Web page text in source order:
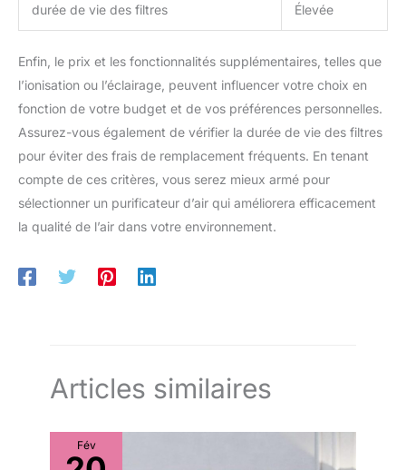
durée de vie des filtres Élevée
Enfin, le prix et les fonctionnalités supplémentaires, telles que
l’ionisation ou l’éclairage, peuvent influencer votre choix en
fonction de votre budget et de vos préférences personnelles.
Assurez-vous également de vérifier la durée de vie des filtres
pour éviter des frais de remplacement fréquents. En tenant
compte de ces critères, vous serez mieux armé pour
sélectionner un purificateur d’air qui améliorera efficacement
la qualité de l’air dans votre environnement.
Articles similaires
Fév